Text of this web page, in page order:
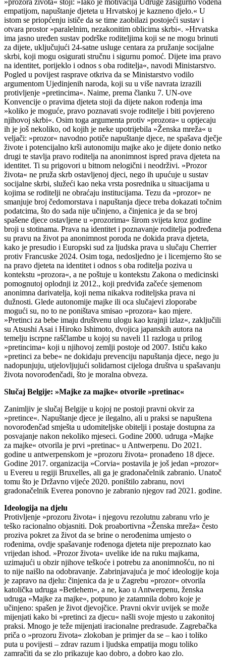
empatijom, napuštanje djeteta u Hrvatskoj je kazneno djelo.« U
istom se priopćenju ističe da se time zaobilazi postojeći sustav i
otvara prostor »paralelnim, nezakonitim oblicima skrbi«. »Hrvatska
ima jasno uređen sustav podrške roditeljima koji se ne mogu brinuti
za dijete, uključujući 24-satne usluge centara za pružanje socijalne
skrbi, koji mogu osigurati stručnu i sigurnu pomoć. Dijete ima pravo
na identitet, porijeklo i odnos s oba roditelja«, navodi Ministarstvo.
Pogled u povijest rasprave otkriva da se Ministarstvo vodilo
argumentom Ujedinjenih naroda, koji su u više navrata izrazili
protivljenje »pretincima«. Naime, prema članku 7. UN-ove
Konvencije o pravima djeteta stoji da dijete nakon rođenja ima
»koliko je moguće, pravo poznavati svoje roditelje i biti povjereno
njihovoj skrbi«. Osim toga argumenta protiv »prozora« u optjecaju
ih je još nekoliko, od kojih je neke upotrijebila »Ženska mreža« u
veljači: »prozor« navodno potiče napuštanje djece, ne spašava dječje
živote i potencijalno krši autonomiju majke ako je dijete donio netko
drugi te stavlja pravo roditelja na anonimnost ispred prava djeteta na
identitet. Ti su prigovori u bitnom nelogični i neodrživi. »Prozor
života« ne pruža skrb ostavljenoj djeci, nego ih upućuje u sustav
socijalne skrbi, služeći kao neka vrsta posrednika u situacijama u
kojima se roditelji ne obraćaju institucijama. Tezu da »prozor« ne
smanjuje broj čedomorstava i napuštanja djece treba dokazati točnim
podatcima, što do sada nije učinjeno, a činjenica je da se broj
spašene djece ostavljene u »prozorima« širom svijeta kroz godine
broji u stotinama. Prava na identitet i poznavanje roditelja podređena
su pravu na život pa anonimnost poroda ne dokida prava djeteta,
kako je presudio i Europski sud za ljudska prava u slučaju Cherrier
protiv Francuske 2024. Osim toga, nedosljedno je i licemjerno što se
na pravo djeteta na identitet i odnos s oba roditelja poziva u
kontekstu »prozora«, a ne poštuje u kontekstu Zakona o medicinski
pomognutoj oplodnji iz 2012., koji predviđa začeće sjemenom
anonimna darivatelja, koji nema nikakva roditeljska prava ni
dužnosti. Glede autonomije majke ili oca slučajevi zloporabe
mogući su, no to ne poništava smisao »prozora« kao mjere.
»Pretinci za bebe imaju društvenu ulogu kao krajnji izlaz«, zaključili
su Atsushi Asai i Hiroko Ishimoto, dvojica japanskih autora na
temelju iscrpne raščlambe u kojoj su naveli 11 razloga u prilog
»pretincima« koji u njihovoj zemlji postoje od 2007. Ističu kako
»pretinci za bebe« ne dokidaju prevenciju napuštanja djece, nego ju
nadopunjuju, utjelovljujući solidarnost cijeloga društva u spašavanju
života novorođenčadi, što je moralna obveza.
Slučaj Belgije: »Majke za majke« otvorile »pretinac«
Zanimljiv je slučaj Belgije u kojoj ne postoji pravni okvir za
»pretince«. Napuštanje djece je ilegalno, ali u praksi se napuštena
novorođenčad smješta u udomiteljske obitelji i postaje dostupna za
posvajanje nakon nekoliko mjeseci. Godine 2000. udruga »Majke
za majke« otvorila je prvi »pretinac« u Antwerpenu. Do 2021.
godine u antwerpenskom je »prozoru života« pronađeno 18 djece.
Godine 2017. organizacija »Corvia« postavila je još jedan »prozor«
u Evereu u regiji Bruxelles, ali ga je gradonačelnik zabranio. Unatoč
tomu što je Državno vijeće 2020. poništilo zabranu, novi
gradonačelnik Everea ponovno je zabranio njegov rad 2021. godine.
Ideologija na djelu
Protivljenje »prozoru života« i njegovu rezolutnu zabranu vrlo je
teško racionalno objasniti. Dok proabortivna »Ženska mreža« često
proziva pokret za život da se brine o nerođenima umjesto o
rođenima, ovdje spašavanje rođenoga djeteta nije prepoznato kao
vrijedan ishod. »Prozor života« uvelike ide na ruku majkama,
uzimajući u obzir njihove teškoće i potrebu za anonimnošću, no ni
to nije naišlo na odobravanje. Zabrinjavajuća je moć ideologije koja
je zapravo na djelu: činjenica da je u Zagrebu »prozor« otvorila
katolička udruga »Betlehem«, a ne, kao u Antwerpenu, ženska
udruga »Majke za majke«, potpuno je zatamnila dobro koje je
učinjeno: spašen je život djevojčice. Pravni okvir uvijek se može
mijenjati kako bi »pretinci za djecu« našli svoje mjesto u zakonitoj
praksi. Mnogo je teže mijenjati iracionalne predrasude. Zagrebačka
priča o »prozoru života« zlokoban je primjer da se – kao i toliko
puta u povijesti – zdrav razum i ljudska empatija mogu toliko
zamračiti da se zlo prikazuje kao dobro, a dobro kao zlo.